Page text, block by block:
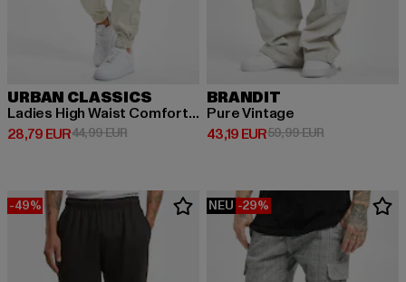
URBAN CLASSICS
Ladies High Waist Comfort Jogging
28,79 EUR
Derzeitiger Preis: 28,79 EUR
44,99 EURAktionspreis: 44,99 EUR
BRANDIT
Pure Vintage
43,19 EUR
Derzeitiger Preis: 43,19 EUR
59,99 EURAktionspreis:
-49% NEU -29%